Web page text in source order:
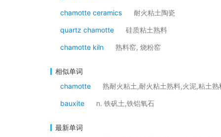
chamotte ceramics 耐火粘土陶瓷
quartz chamotte 硅质粘土熟料
chamotte kiln 熟料窑, 烧粉窑
相似单词
chamotte
熟耐火粘土,耐火粘土熟料,火泥,粘土熟
bauxite n. 铁矾土,铁铝氧石
最新单词